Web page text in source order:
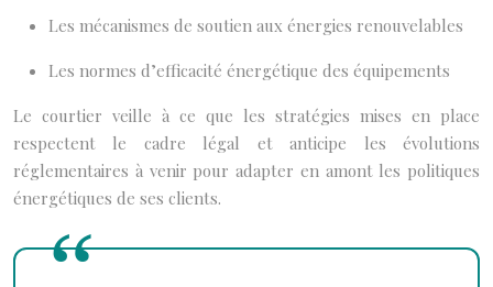
Les mécanismes de soutien aux énergies renouvelables
Les normes d’efficacité énergétique des équipements
Le courtier veille à ce que les stratégies mises en place
respectent le cadre légal et anticipe les évolutions
réglementaires à venir pour adapter en amont les politiques
énergétiques de ses clients.